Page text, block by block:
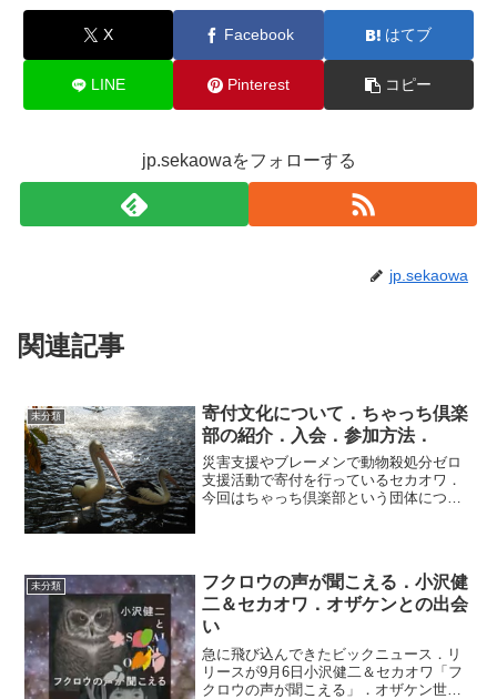
X Facebook はてブ
LINE Pinterest コピー
jp.sekaowaをフォローする
jp.sekaowa
関連記事
未分類
寄付文化について．ちゃっち倶楽
部の紹介．入会．参加方法．
災害支援やブレーメンで動物殺処分ゼロ
支援活動で寄付を行っているセカオワ．
今回はちゃっち倶楽部という団体につい
変わるだけの影響があるか...
未分類
フクロウの声が聞こえる．小沢健
二＆セカオワ．オザケンとの出会
い
急に飛び込んできたビックニュース．リ
リースが9月6日小沢健二＆セカオワ「フ
クロウの声が聞こえる」．オザケン世代